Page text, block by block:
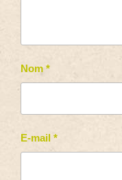
Nom *
E-mail *